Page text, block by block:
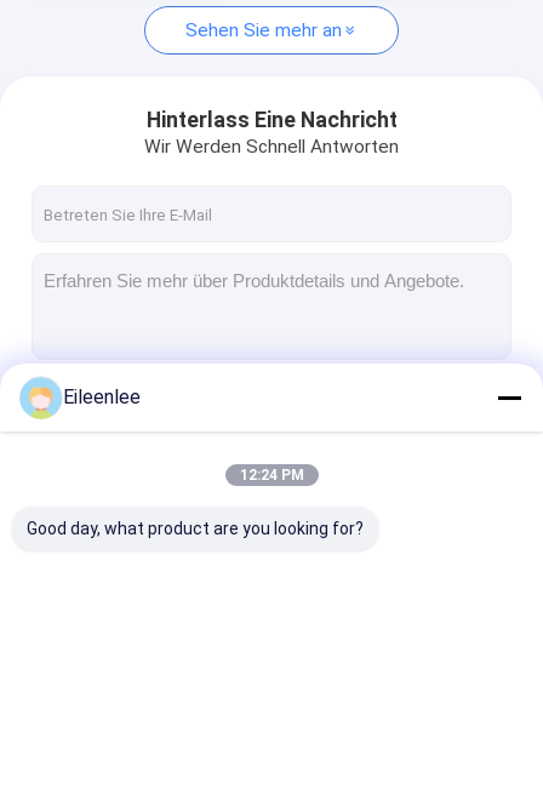
Edelstahlmaschengurt
Hochtemperatur-Maschendraht
Nahrung Mesh Belt
Foto-voltaischer SolarMesh Belt
Gewundener Gefrierschrank-Gurt
Oven Conveyor Belt
Sehen Sie mehr an
Hinterlass Eine Nachricht
Wir Werden Schnell Antworten
Eileenlee
12:24 PM
Good day, what product are you looking for?